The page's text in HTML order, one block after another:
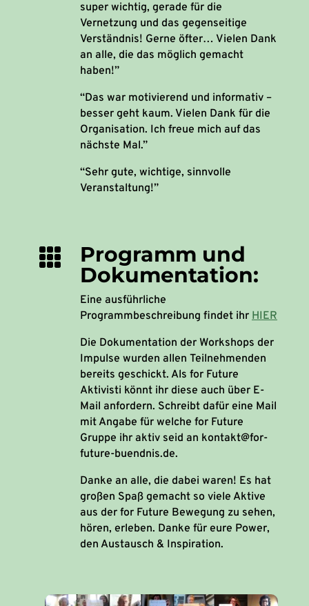
super wichtig, gerade für die
Vernetzung und das gegenseitige
Verständnis! Gerne öfter… Vielen Dank
an alle, die das möglich gemacht
haben!”
“Das war motivierend und informativ –
besser geht kaum. Vielen Dank für die
Organisation. Ich freue mich auf das
nächste Mal.”
“Sehr gute, wichtige, sinnvolle
Veranstaltung!”

Programm und
Dokumentation:
Eine ausführliche
Programmbeschreibung findet ihr HIER
Die Dokumentation der Workshops der
Impulse wurden allen Teilnehmenden
bereits geschickt. Als for Future
Aktivisti könnt ihr diese auch über E-
Mail anfordern. Schreibt dafür eine Mail
mit Angabe für welche for Future
Gruppe ihr aktiv seid an kontakt@for-
future-buendnis.de.
Danke an alle, die dabei waren! Es hat
großen Spaß gemacht so viele Aktive
aus der for Future Bewegung zu sehen,
hören, erleben. Danke für eure Power,
den Austausch & Inspiration.